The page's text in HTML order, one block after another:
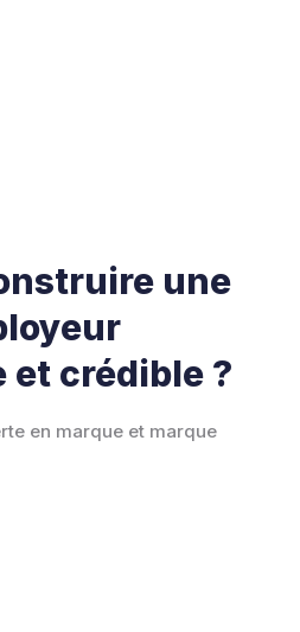
une
crédible ?
en marque et marque